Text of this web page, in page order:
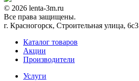
© 2026 lenta-3m.ru
Все права защищены.
г. Красногорск, Строительная улица, 6с3
Каталог товаров
Акции
Производители
Услуги